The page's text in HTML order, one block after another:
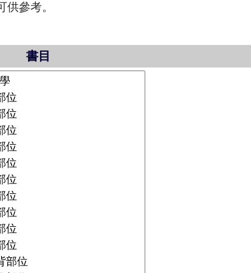
參考。
書目